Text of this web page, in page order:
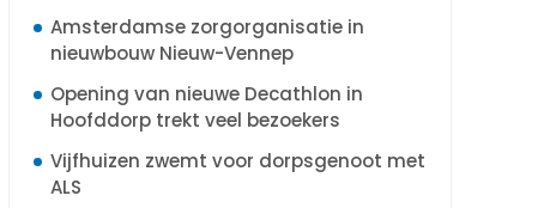
Amsterdamse zorgorganisatie in
nieuwbouw Nieuw-Vennep
Opening van nieuwe Decathlon in
Hoofddorp trekt veel bezoekers
Vijfhuizen zwemt voor dorpsgenoot met
ALS